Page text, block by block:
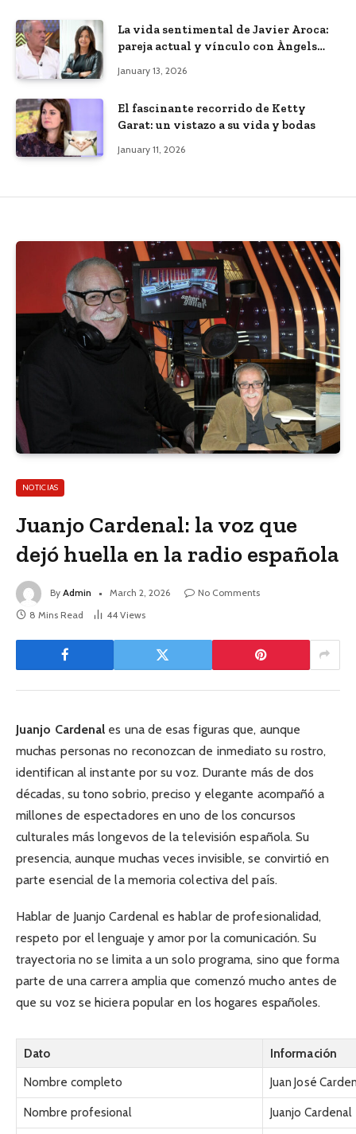
La vida sentimental de Javier Aroca:
pareja actual y vínculo con Àngels
January 13, 2026
El fascinante recorrido de Ketty
Garat: un vistazo a su vida y bodas
January 11, 2026
NOTICIAS
Juanjo Cardenal: la voz que
dejó huella en la radio española
By Admin March 2, 2026
No Comments
8 Mins Read
44 Views
Juanjo Cardenal es una de esas figuras que, aunque
muchas personas no reconozcan de inmediato su rostro,
identifican al instante por su voz. Durante más de dos
décadas, su tono sobrio, preciso y elegante acompañó a
millones de espectadores en uno de los concursos
culturales más longevos de la televisión española. Su
presencia, aunque muchas veces invisible, se convirtió en
parte esencial de la memoria colectiva del país.
Hablar de Juanjo Cardenal es hablar de profesionalidad,
respeto por el lenguaje y amor por la comunicación. Su
trayectoria no se limita a un solo programa, sino que forma
parte de una carrera amplia que comenzó mucho antes de
que su voz se hiciera popular en los hogares españoles.
Dato
Información
Nombre completo
Juan José
Nombre profesional
Juanjo Cardenal